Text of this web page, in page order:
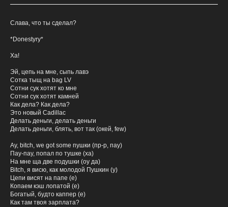
Слава, что ты сделал?
*Donestyry*
Ха!
Эй, цепь на мне, сыпь лавэ
Сотка тыщ на bag LV
Сотни сук хотят ко мне
Сотни сук хотят камней
Как дела? Как дела?
Это новый Cadillac
Делать деньги, делать деньги
Делать деньги, блять, вот так (окей, few)
Ay, bitch, we got some пушки (пр-р, пау)
Пау-пау, попал по тушке (ха)
На мне ща две подушки (оу да)
Bitch, я висю, как молодой Пушкин (у)
Цепи висят на папе (е)
Копаем кэш лопатой (е)
Богатый, будто каппер (е)
Как там твоя зарплата?